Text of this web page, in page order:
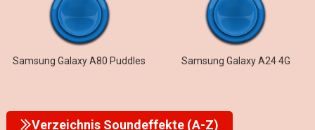
Samsung Galaxy A80 Puddles Samsung Galaxy A24 4G
Verzeichnis Soundeffekte (A-Z)